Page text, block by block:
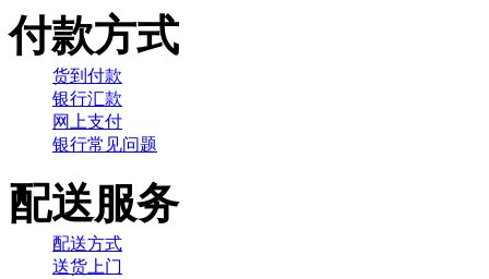
付款方式
货到付款
银行汇款
网上支付
银行常见问题
配送服务
配送方式
送货上门